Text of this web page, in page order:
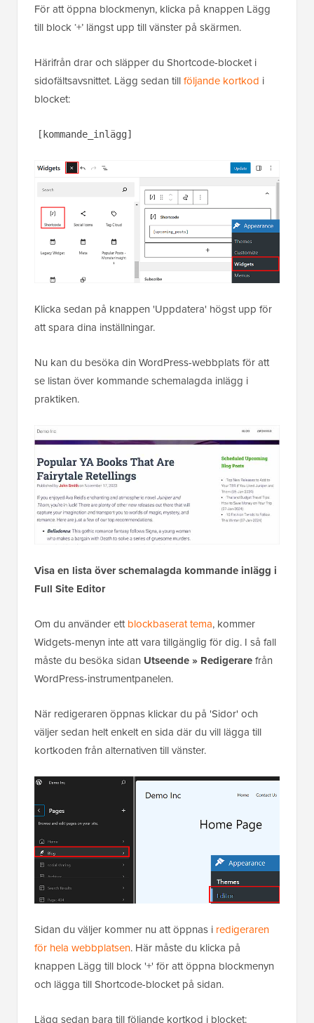
För att öppna blockmenyn, klicka på knappen Lägg
till block ‘+’ längst upp till vänster på skärmen.
Härifrån drar och släpper du Shortcode-blocket i
sidofältsavsnittet. Lägg sedan tillföljande kortkod i
blocket:
[kommande_inlägg]
Klicka sedan på knappen 'Uppdatera' högst upp för
att spara dina inställningar.
Nu kan du besöka din WordPress-webbplats för att
se listan över kommande schemalagda inlägg i
praktiken.
Visa en lista över schemalagda kommande inlägg i
Full Site Editor
Om du använder ettblockbaserat tema, kommer
Widgets-menyn inte att vara tillgänglig för dig. I så fall
måste du besöka sidan Utseende » Redigerarefrån
WordPress-instrumentpanelen.
När redigeraren öppnas klickar du på 'Sidor' och
väljer sedan helt enkelt en sida där du vill lägga till
kortkoden från alternativen till vänster.
Sidan du väljer kommer nu att öppnas i redigeraren
för hela webbplatsen. Här måste du klicka på
knappen Lägg till block '+' för att öppna blockmenyn
och lägga till Shortcode-blocket på sidan.
Lägg sedan bara till följande kortkod i blocket: